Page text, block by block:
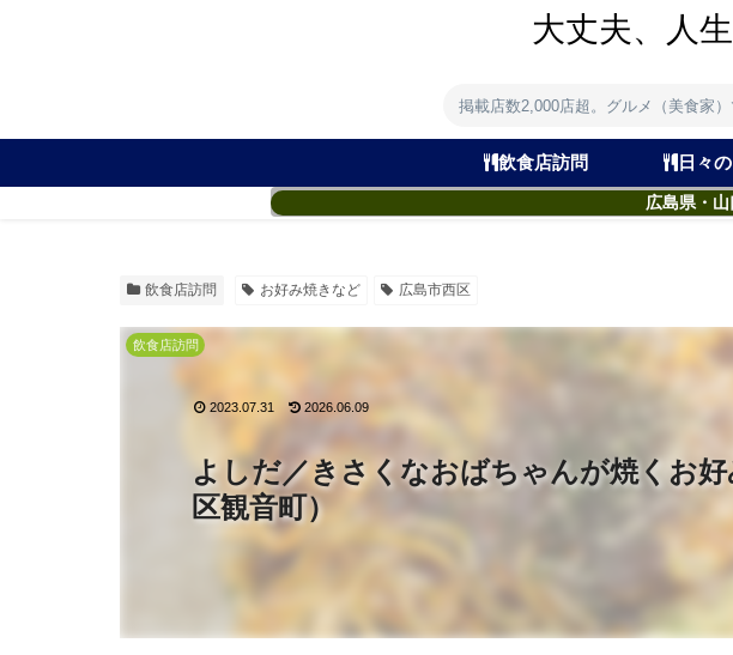
大丈夫、人
掲載店数2,000店超。グルメ（美食家
飲食店訪問 日々
広島県・
飲食店訪問 お好み焼きなど 広島市西区
よしだ／きさくなおばちゃんが焼くお
区観音町）
飲食店訪問
2023.07.31 2026.06.09